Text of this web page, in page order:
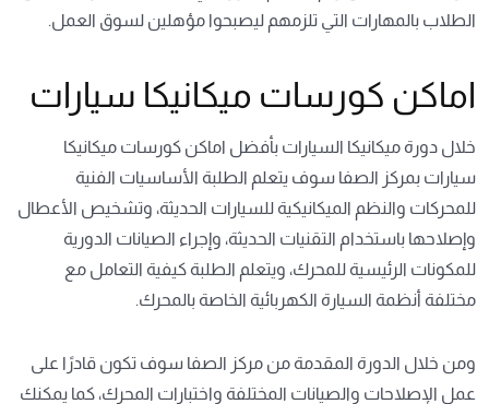
الطلاب بالمهارات التي تلزمهم ليصبحوا مؤهلين لسوق العمل.
اماكن كورسات ميكانيكا سيارات
خلال دورة ميكانيكا السيارات بأفضل اماكن كورسات ميكانيكا
سيارات بمركز الصفا سوف يتعلم الطلبة الأساسيات الفنية
للمحركات والنظم الميكانيكية للسيارات الحديثة، وتشخيص الأعطال
وإصلاحها باستخدام التقنيات الحديثة، وإجراء الصيانات الدورية
للمكونات الرئيسية للمحرك، ويتعلم الطلبة كيفية التعامل مع
مختلفة أنظمة السيارة الكهربائية الخاصة بالمحرك.
ومن خلال الدورة المقدمة من مركز الصفا سوف تكون قادرًا على
عمل الإصلاحات والصيانات المختلفة واختبارات المحرك، كما يمكنك